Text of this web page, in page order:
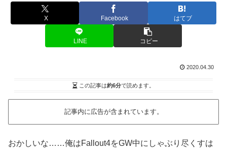
X Facebook はてブ
LINE コピー
2020.04.30
この記事は約6分で読めます。
記事内に広告が含まれています。
おかしいな……俺はFallout4をGW中にしゃぶり尽くすは